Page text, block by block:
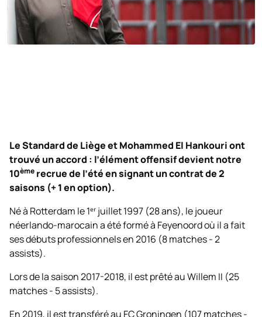
Le Standard de Liège et Mohammed El Hankouri ont
trouvé un accord : l’élément offensif devient notre
10ème recrue de l’été en signant un contrat de 2
saisons (+ 1 en option).
Né à Rotterdam le 1ᵉʳ juillet 1997 (28 ans), le joueur
néerlando-marocain a été formé à Feyenoord où il a fait
ses débuts professionnels en 2016 (8 matches - 2
assists).
Lors de la saison 2017-2018, il est prêté au Willem II (25
matches - 5 assists).
En 2019, il est transféré au FC Groningen (107 matches -